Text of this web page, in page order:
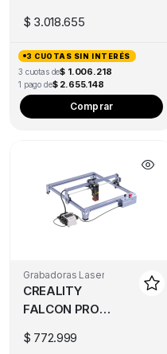
$ 3.018.655
3 CUOTAS SIN INTERÉS
3 cuotas de$ 1.006.218
1 pago de$ 2.655.148
Comprar
Grabadoras Laser
CREALITY
FALCON PRO
$ 772.999